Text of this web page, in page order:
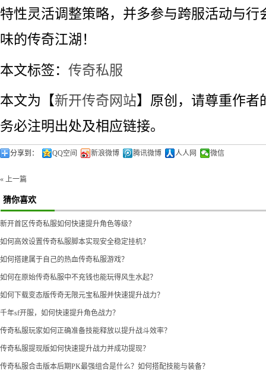
特性灵活调整策略，并多参与跨服活动与行
味的传奇江湖！
本文标签： 传奇私服
本文为【新开传奇网站】原创，请尊重作者
务必注明出处及相应链接。
分享到： QQ空间 新浪微博 腾讯微博 人人网 微信
« 上一篇
猜你喜欢
新开首区传奇私服如何快速提升角色等级？
如何高效设置传奇私服脚本实现安全稳定挂机？
如何搭建属于自己的热血传奇私服游戏？
如何在原始传奇私服中不充钱也能玩得风生水起？
如何下载变态版传奇无限元宝私服并快速提升战力？
千年sf开服，如何快速提升角色战力？
传奇私服玩家如何正确准备技能释放以提升战斗效率？
传奇私服提现版如何快速提升战力并成功提现？
传奇私服合击版本后期PK最强组合是什么？如何搭配技能与装备？